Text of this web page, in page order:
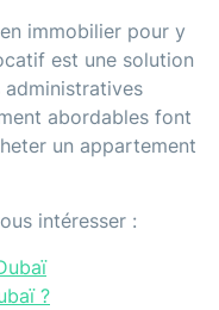
immobilier pour y
est une solution
administratives
abordables font
un appartement
intéresser :
?